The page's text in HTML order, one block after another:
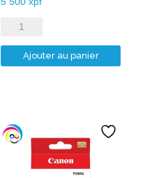
quantité
de
CA_PGI-
Ajouter au panier